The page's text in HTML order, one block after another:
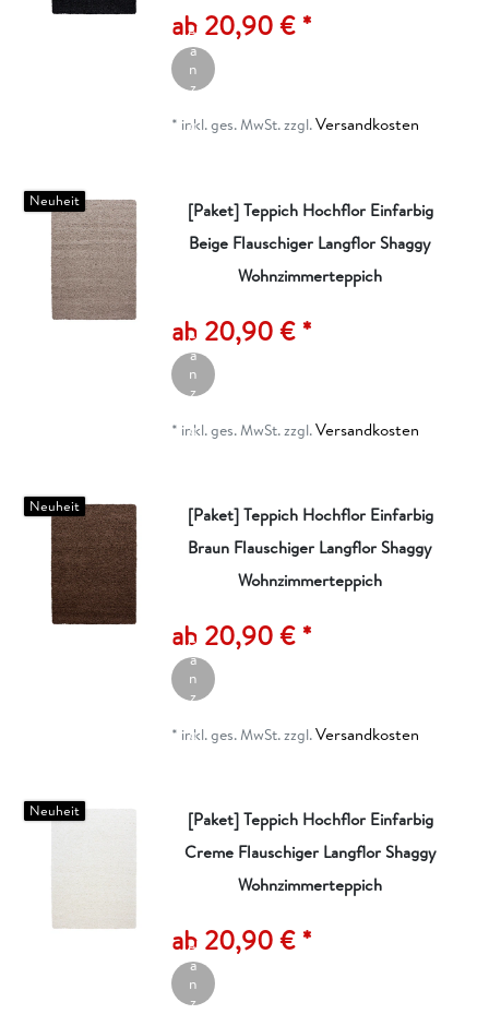
ab 20,90 € *
ik
el
a
n
z
g
* inkl. ges. MwSt.zzgl.Versandkosten
Neuheit
[Paket] Teppich Hochflor Einfarbig
Beige Flauschiger Langflor Shaggy
Wohnzimmerteppich
ab 20,90 € *
ik
el
a
n
z
g
* inkl. ges. MwSt.zzgl.Versandkosten
Neuheit
[Paket] Teppich Hochflor Einfarbig
Braun Flauschiger Langflor Shaggy
Wohnzimmerteppich
ab 20,90 € *
ik
el
a
n
z
g
* inkl. ges. MwSt.zzgl.Versandkosten
Neuheit
[Paket] Teppich Hochflor Einfarbig
Creme Flauschiger Langflor Shaggy
Wohnzimmerteppich
ab 20,90 € *
ik
el
a
n
z